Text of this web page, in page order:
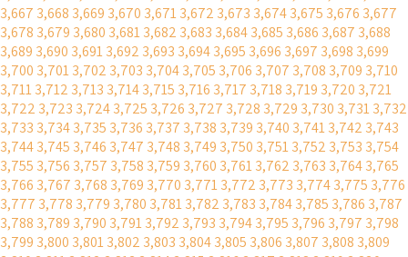
3,667 3,668 3,669 3,670 3,6713,672 3,673 3,6743,675 3,676 3,677
3,678 3,679 3,680 3,6813,682 3,683 3,6843,685 3,686 3,687 3,688
3,689 3,690 3,6913,692 3,693 3,6943,695 3,696 3,697 3,698 3,699
3,700 3,7013,702 3,703 3,7043,705 3,706 3,707 3,708 3,709 3,710
3,7113,712 3,713 3,7143,715 3,716 3,717 3,718 3,719 3,720 3,721
3,722 3,723 3,7243,725 3,726 3,727 3,728 3,729 3,730 3,7313,732
3,733 3,7343,735 3,736 3,737 3,738 3,739 3,740 3,7413,742 3,743
3,7443,745 3,746 3,747 3,748 3,749 3,750 3,7513,752 3,753 3,754
3,755 3,756 3,757 3,758 3,759 3,760 3,7613,762 3,763 3,7643,765
3,766 3,767 3,768 3,769 3,770 3,7713,772 3,773 3,7743,775 3,776
3,777 3,778 3,779 3,780 3,7813,782 3,783 3,7843,785 3,786 3,787
3,788 3,789 3,790 3,7913,792 3,793 3,7943,795 3,796 3,797 3,798
3,799 3,800 3,8013,802 3,803 3,8043,805 3,806 3,807 3,808 3,809